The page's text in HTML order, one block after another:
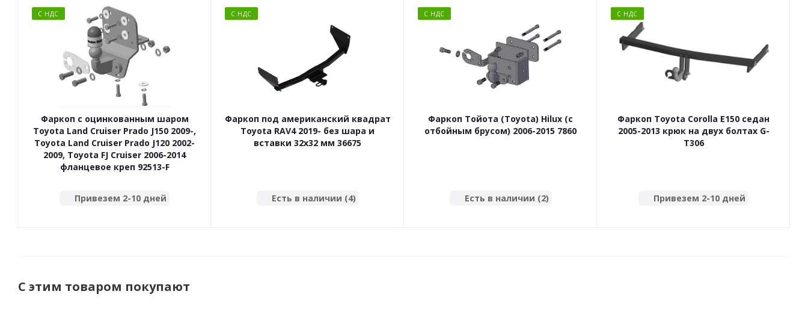
С НДС
Фаркоп с оцинкованным шаром
Toyota Land Cruiser Prado J150 2009-,
Toyota Land Cruiser Prado J120 2002-
2009, Toyota FJ Cruiser 2006-2014
фланцевое креп 92513-F
Привезем 2-10 дней
С НДС
Фаркоп под американский квадрат
Toyota RAV4 2019- без шара и
вставки 32x32 мм 36675
Есть в наличии (4)
С НДС
Фаркоп Тойота (Toyota) Hilux (с
отбойным брусом) 2006-2015 7860
Есть в наличии (2)
С НДС
Фаркоп Toyota Corolla E150 седан
2005-2013 крюк на двух болтах G-
T306
Привезем 2-10 дней
С этим товаром покупают